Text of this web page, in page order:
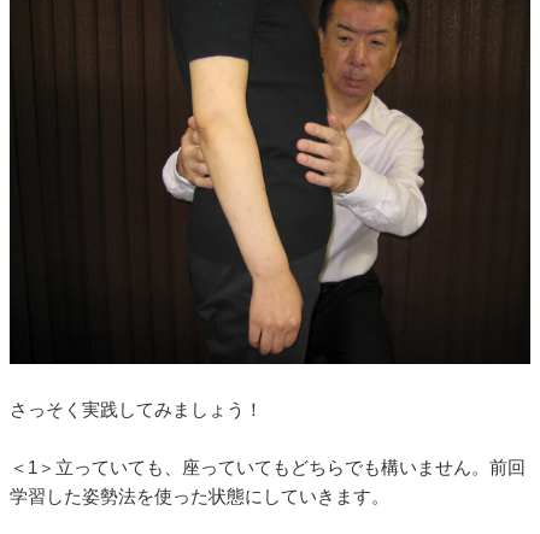
さっそく実践してみましょう！
＜1＞立っていても、座っていてもどちらでも構いません。前回
学習した姿勢法を使った状態にしていきます。